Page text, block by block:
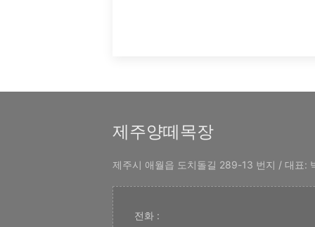
제주양떼목장
제주시 애월읍 도치돌길 289-13 번지 / 대표
전화 :